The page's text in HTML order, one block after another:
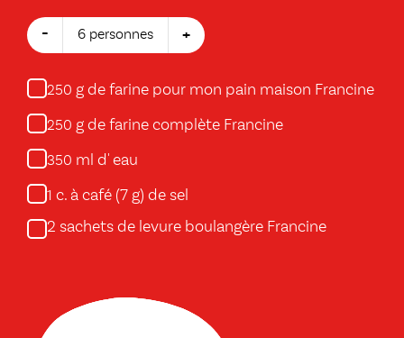
- 6 personnes +
250 g de farine pour mon pain maison Francine
250 g de farine complète Francine
350 ml d' eau
1 c. à café (7 g) de sel
2 sachets de levure boulangère Francine